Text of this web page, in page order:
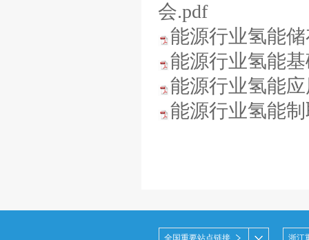
会.pdf
能源行业氢能
能源行业氢能
能源行业氢能
能源行业氢能